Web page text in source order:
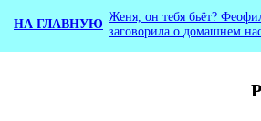
НА ГЛАВНУЮ
Женя, он тебя бьёт?
заговорила о домашнем